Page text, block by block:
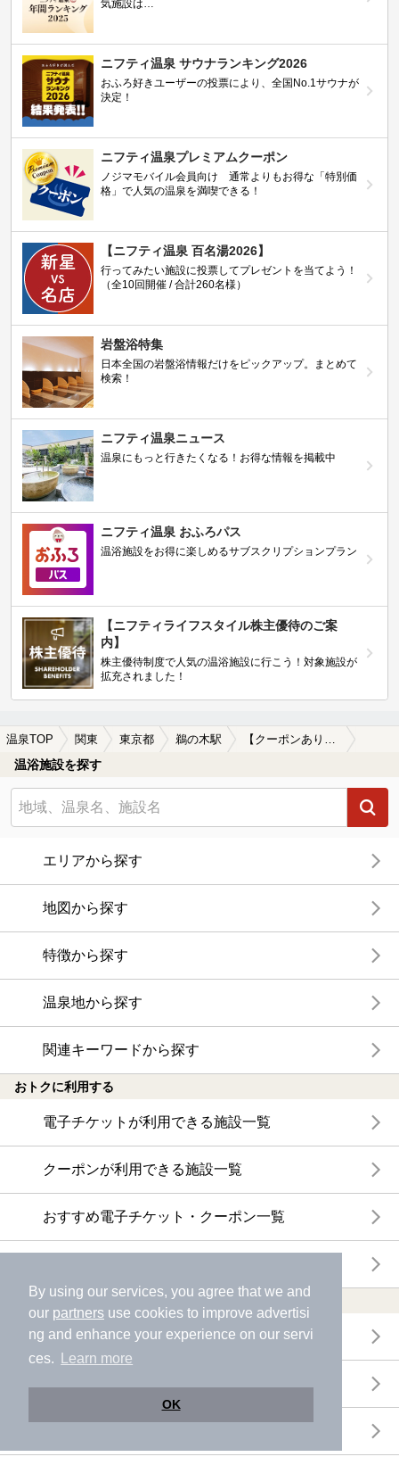
By using our services, you agree that we and
our partners use cookies to improve advertisi
ng and enhance your experience on our servi
ces.
Learn more
OK
気施設は…
ニフティ温泉 サウナランキング2026
おふろ好きユーザーの投票により、全国No.1サウナが
決定！
ニフティ温泉プレミアムクーポン
ノジマモバイル会員向け 通常よりもお得な「特別価
格」で人気の温泉を満喫できる！
【ニフティ温泉 百名湯2026】
行ってみたい施設に投票してプレゼントを当てよう！
（全10回開催 / 合計260名様）
岩盤浴特集
日本全国の岩盤浴情報だけをピックアップ。まとめて
検索！
ニフティ温泉ニュース
温泉にもっと行きたくなる！お得な情報を掲載中
ニフティ温泉 おふろパス
温浴施設をお得に楽しめるサブスクリプションプラン
【ニフティライフスタイル株主優待のご案
内】
株主優待制度で人気の温浴施設に行こう！対象施設が
拡充されました！
温泉TOP 関東 東京都 鵜の木駅 【クーポンあり】水風呂が楽しめる鵜の木駅近くの温泉、日帰り温泉、スーパー銭湯おすすめ
温浴施設を探す
エリアから探す
地図から探す
特徴から探す
温泉地から探す
関連キーワードから探す
おトクに利用する
電子チケットが利用できる施設一覧
クーポンが利用できる施設一覧
おすすめ電子チケット・クーポン一覧
特集・ニュース
ニフティ温泉ニュース